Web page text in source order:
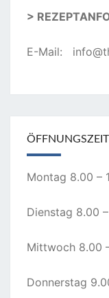
>
E-Mail:
Montag 8.00 –
Dienstag 8.00
Mittwoch 8.00
Donnerstag